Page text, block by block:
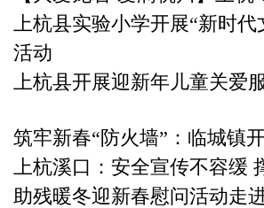
上杭县实验小学开展“新时
活动
上杭县开展迎新年儿童关爱
筑牢新春“防火墙”：临城镇
上杭溪口：安全宣传不容缓
助残暖冬迎新春慰问活动走